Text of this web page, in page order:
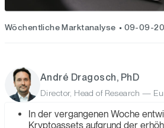
Wöchentliche Marktanalyse 09-09-
André Dragosch, PhD
Director, Head of Research —
In der vergangenen Woche
Kryptoassets aufgrund der